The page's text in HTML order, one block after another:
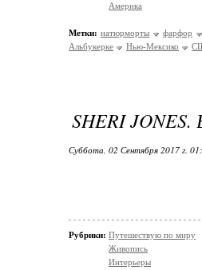
Америка
Метки: натюрморты
фарфор
Альбукерке
Нью-Мексико
SHERI
Суббота, 02 Сентября 2017 г.
Рубрики: Путешествую по миру
Живопись
Интерьеры